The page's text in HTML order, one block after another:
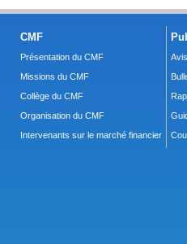
CMF
Présentation du CMF
Missions du CMF
Collège du CMF
Organisation du CMF
Intervenants sur le marché financier